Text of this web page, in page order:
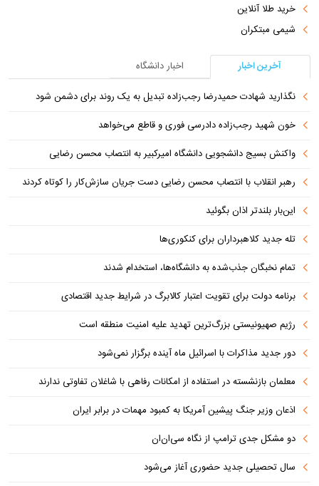
خرید طلا آنلاین
شیمی مبتکران
آخرین اخبار
اخبار دانشگاه
نگذارید شهادت حمیدرضا رجب‌زاده تبدیل به یک روند برای دشمن شود
خون شهید رجب‌زاده دادرسی فوری و قاطع می‌خواهد
واکنش بسیج دانشجویی دانشگاه امیرکبیر به انتصاب محسن رضایی
رهبر انقلاب با انتصاب محسن رضایی دست جریان سازش‌کار را کوتاه کردند
این‌بار بلندتر اذان بگوئید
تله جدید کلاهبرداران برای کنکوری‌ها
تمام نخبگان جذب‌شده به دانشگاه‌ها، استخدام شدند
برنامه دولت برای تقویت اعتبار کالابرگ در شرایط جدید اقتصادی
رژیم صهیونیستی بزرگ‌ترین تهدید علیه امنیت منطقه است
دور جدید مذاکرات با اسرائیل ماه آینده برگزار نمی‌شود
معلمان بازنشسته در استفاده از امکانات رفاهی با شاغلان تفاوتی ندارند
اذعان وزیر جنگ پیشین آمریکا به کمبود مهمات در برابر ایران
دو مشکل جدی ترامپ از نگاه سی‌ان‌ان
سال تحصیلی جدید حضوری آغاز می‌شود